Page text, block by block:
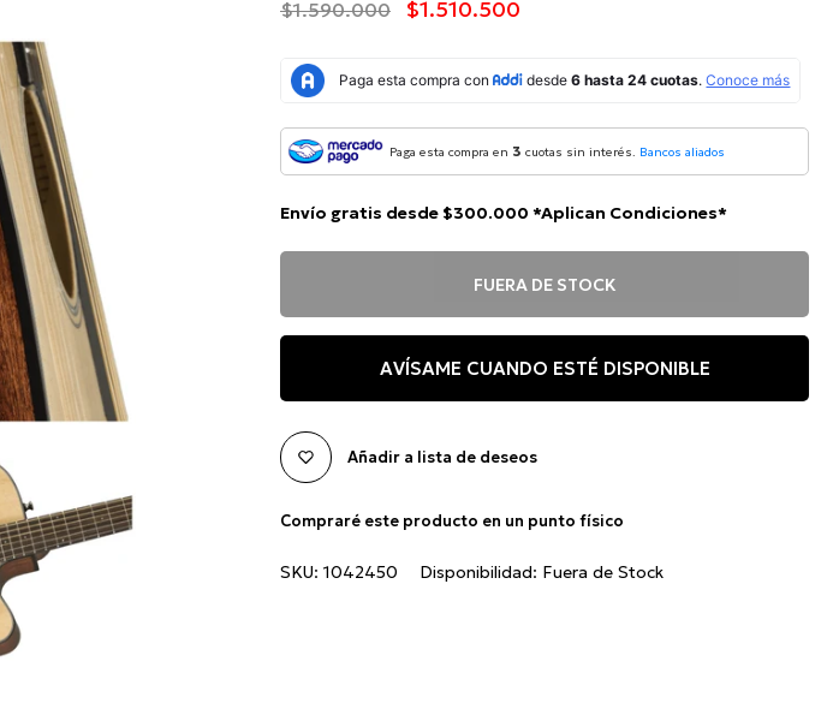
$1.590.000 $1.510.500
Paga esta compra en 3 cuotas sin interés. Bancos aliados
Envío gratis desde $300.000 *Aplican Condiciones*
FUERA DE STOCK
AVÍSAME CUANDO ESTÉ DISPONIBLE
Añadir a lista de deseos
Compraré este producto en un punto físico
SKU: 1042450 Disponibilidad: Fuera de Stock